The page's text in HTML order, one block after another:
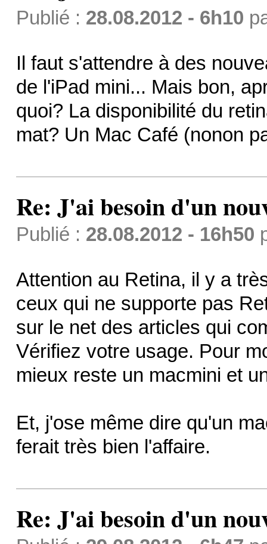
Publié : 28.08.2012 - 6h10
Il faut s'attendre à des
de l'iPad mini... Mais bon,
quoi? La disponibilité du
mat? Un Mac Café (nonon
Re: J'ai besoin d'un
Publié : 28.08.2012 - 16h50
Attention au Retina, il y a
ceux qui ne supporte pas
sur le net des articles qui
Vérifiez votre usage. Pour
mieux reste un macmini et
Et, j'ose même dire qu'un
ferait très bien l'affaire.
Re: J'ai besoin d'un